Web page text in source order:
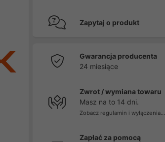
Zapytaj o produkt
Gwarancja producenta
24 miesiące
Zwrot / wymiana towaru
Masz na to 14 dni.
Zobacz regulamin i wyłączenia...
Zapłać za pomocą